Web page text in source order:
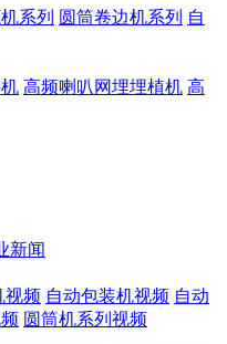
系列 圆筒卷边机系列 自
高频喇叭网埋埋植机 高
新闻
视频 自动包装机视频 自动
圆筒机系列视频